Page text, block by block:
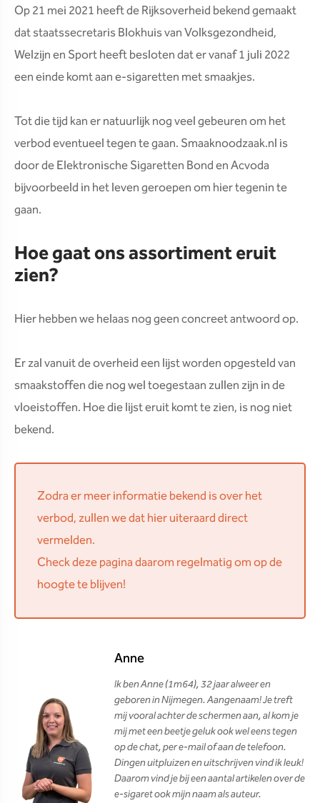
Op 21 mei 2021 heeft de Rijksoverheid bekend gemaakt
dat staatssecretaris Blokhuis van Volksgezondheid,
Welzijn en Sport heeft besloten dat er vanaf 1 juli 2022
een einde komt aan e-sigaretten met smaakjes.
Tot die tijd kan er natuurlijk nog veel gebeuren om het
verbod eventueel tegen te gaan. Smaaknoodzaak.nl is
door de Elektronische Sigaretten Bond en Acvoda
bijvoorbeeld in het leven geroepen om hier tegenin te
gaan.
Hoe gaat ons assortiment eruit
zien?
Hier hebben we helaas nog geen concreet antwoord op.
Er zal vanuit de overheid een lijst worden opgesteld van
smaakstoffen die nog wel toegestaan zullen zijn in de
vloeistoffen. Hoe die lijst eruit komt te zien, is nog niet
bekend.
Zodra er meer informatie bekend is over het
verbod, zullen we dat hier uiteraard direct
vermelden.
Check deze pagina daarom regelmatig om op de
hoogte te blijven!
Anne
Ik ben Anne (1m64), 32 jaar alweer en
geboren in Nijmegen. Aangenaam! Je treft
mij vooral achter de schermen aan, al kom je
mij met een beetje geluk ook wel eens tegen
op de chat, per e-mail of aan de telefoon.
Dingen uitpluizen en uitschrijven vind ik leuk!
Daarom vind je bij een aantal artikelen over de
e-sigaret ook mijn naam als auteur.